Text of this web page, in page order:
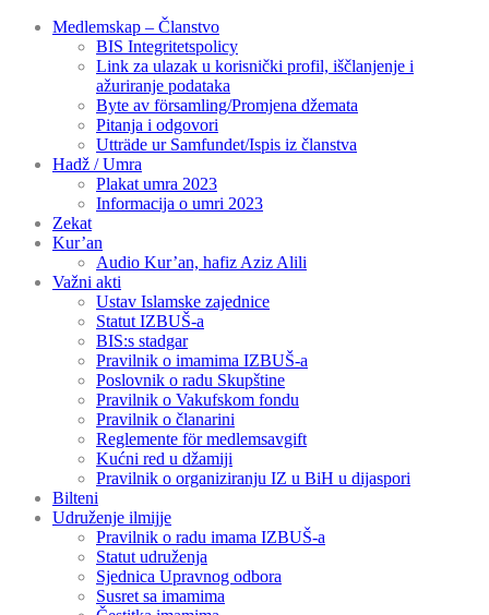
Medlemskap – Članstvo
BIS Integritetspolicy
Link za ulazak u korisnički profil, iščlanjenje i
ažuriranje podataka
Byte av församling/Promjena džemata
Pitanja i odgovori
Utträde ur Samfundet/Ispis iz članstva
Hadž / Umra
Plakat umra 2023
Informacija o umri 2023
Zekat
Kur’an
Audio Kur’an, hafiz Aziz Alili
Važni akti
Ustav Islamske zajednice
Statut IZBUŠ-a
BIS:s stadgar
Pravilnik o imamima IZBUŠ-a
Poslovnik o radu Skupštine
Pravilnik o Vakufskom fondu
Pravilnik o članarini
Reglemente för medlemsavgift
Kućni red u džamiji
Pravilnik o organiziranju IZ u BiH u dijaspori
Bilteni
Udruženje ilmijje
Pravilnik o radu imama IZBUŠ-a
Statut udruženja
Sjednica Upravnog odbora
Susret sa imamima